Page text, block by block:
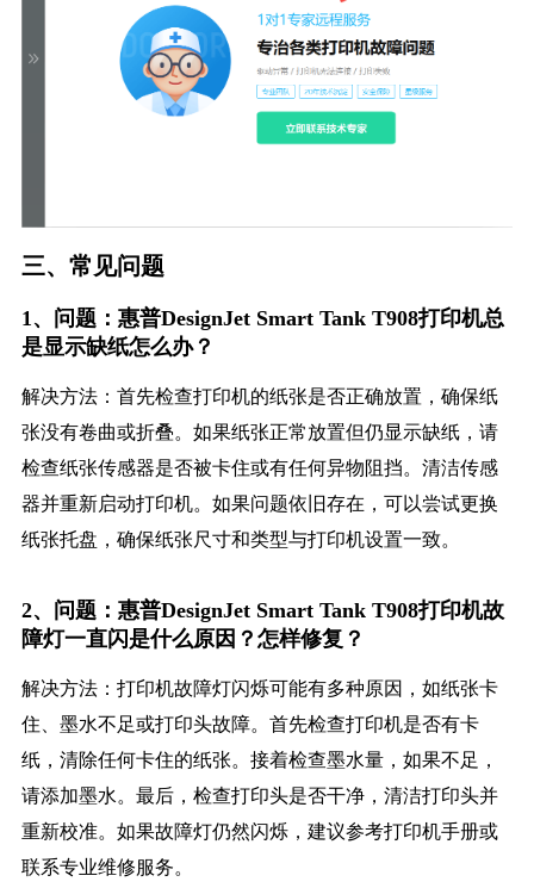
三、常见问题
1、问题：惠普DesignJet Smart Tank T908打印机总
是显示缺纸怎么办？
解决方法：首先检查打印机的纸张是否正确放置，确保纸
张没有卷曲或折叠。如果纸张正常放置但仍显示缺纸，请
检查纸张传感器是否被卡住或有任何异物阻挡。清洁传感
器并重新启动打印机。如果问题依旧存在，可以尝试更换
纸张托盘，确保纸张尺寸和类型与打印机设置一致。
2、问题：惠普DesignJet Smart Tank T908打印机故
障灯一直闪是什么原因？怎样修复？
解决方法：打印机故障灯闪烁可能有多种原因，如纸张卡
住、墨水不足或打印头故障。首先检查打印机是否有卡
纸，清除任何卡住的纸张。接着检查墨水量，如果不足，
请添加墨水。最后，检查打印头是否干净，清洁打印头并
重新校准。如果故障灯仍然闪烁，建议参考打印机手册或
联系专业维修服务。